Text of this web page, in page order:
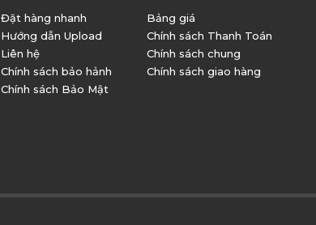
Đặt hàng nhanh
Bảng giá
Hướng dẫn Upload
Chính sách Thanh Toán
Liên hệ
Chính sách chung
Chính sách bảo hảnh
Chính sách giao hàng
Chính sách Bảo Mật